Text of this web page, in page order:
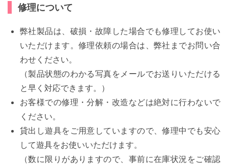
修理について
弊社製品は、破損・故障した場合でも修理してお使い
いただけます。修理依頼の場合は、弊社までお問い合
わせください。
（製品状態のわかる写真をメールでお送りいただける
と早く対応できます。）
お客様での修理・分解・改造などは絶対に行わないで
ください。
貸出し遊具をご用意していますので、修理中でも安心
して遊具をお使いいただけます。
（数に限りがありますので、事前に在庫状況をご確認